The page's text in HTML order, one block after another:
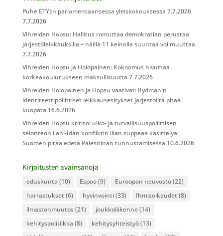
Puhe ETYJ:n parlamentaarisessa yleiskokouksessa 7.7.2026
7.7.2026
Vihreiden Hopsu: Hallitus romuttaa demokratian perustaa
järjestöleikkauksilla – näillä 11 keinolla suuntaa voi muuttaa
7.7.2026
Vihreiden Hopsu ja Holopainen: Kokoomus hivuttaa
korkeakoulutukseen maksullisuutta 7.7.2026
Vihreiden Holopainen ja Hopsu vaativat: Rydmanin
identiteettipoliittiset leikkausesitykset järjestöiltä pitää
kuopata 16.6.2026
Vihreiden Hopsu kritisoi ulko- ja turvallisuuspoliittisen
selonteon Lähi-Idän konfliktin liian suppeaa käsittelyä:
Suomen pitää edetä Palestiinan tunnustamisessa 10.6.2026
Kirjoitusten avainsanoja
eduskunta (10) Espoo(9) Euroopan neuvosto(22)
harrastukset (6) hyvinvointi(33) Ihmisoikeudet (8)
ilmastonmuutos(21) joukkoliikenne(14)
kehityspolitiikka (8) kehitysyhteistyö(13)